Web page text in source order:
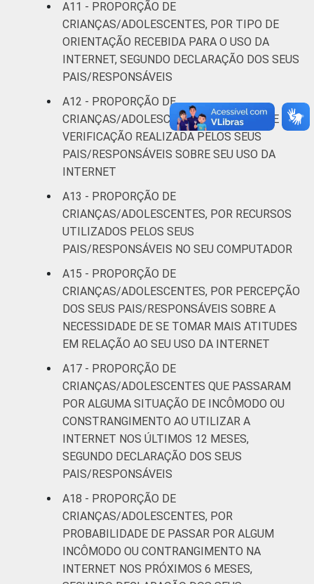
A11 - PROPORÇÃO DE
CRIANÇAS/ADOLESCENTES, POR TIPO DE
ORIENTAÇÃO RECEBIDA PARA O USO DA
INTERNET, SEGUNDO DECLARAÇÃO DOS SEUS
PAIS/RESPONSÁVEIS
A12 - PROPORÇÃO DE
CRIANÇAS/ADOLESCENTES, POR TIPO DE
VERIFICAÇÃO REALIZADA PELOS SEUS
PAIS/RESPONSÁVEIS SOBRE SEU USO DA
INTERNET
A13 - PROPORÇÃO DE
CRIANÇAS/ADOLESCENTES, POR RECURSOS
UTILIZADOS PELOS SEUS
PAIS/RESPONSÁVEIS NO SEU COMPUTADOR
A15 - PROPORÇÃO DE
CRIANÇAS/ADOLESCENTES, POR PERCEPÇÃO
DOS SEUS PAIS/RESPONSÁVEIS SOBRE A
NECESSIDADE DE SE TOMAR MAIS ATITUDES
EM RELAÇÃO AO SEU USO DA INTERNET
A17 - PROPORÇÃO DE
CRIANÇAS/ADOLESCENTES QUE PASSARAM
POR ALGUMA SITUAÇÃO DE INCÔMODO OU
CONSTRANGIMENTO AO UTILIZAR A
INTERNET NOS ÚLTIMOS 12 MESES,
SEGUNDO DECLARAÇÃO DOS SEUS
PAIS/RESPONSÁVEIS
A18 - PROPORÇÃO DE
CRIANÇAS/ADOLESCENTES, POR
PROBABILIDADE DE PASSAR POR ALGUM
INCÔMODO OU CONTRANGIMENTO NA
INTERNET NOS PRÓXIMOS 6 MESES,